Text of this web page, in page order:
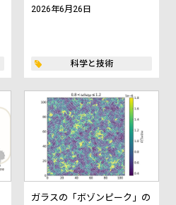
2026年6月26日
科学と技術
ガラスの「ボゾンピーク」の